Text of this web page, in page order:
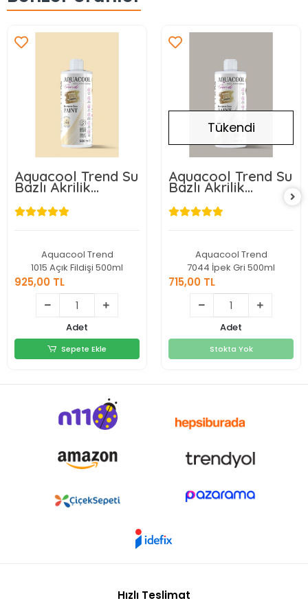
Aquacool Trend Su
Bazlı Akrilik
Dönüşüm Boyası
RAL 1015 Açık
Fildişi 500ml
Aquacool Trend
1015 Açık Fildişi 500ml
925,00 TL
925,00 TL
Sepete Ekle
Adet
Sepete Ekle
Tükendi
Aquacool Trend Su
Bazlı Akrilik
Dönüşüm Boyası
RAL 7044 İpek Gri
500ml
Aquacool Trend
7044 İpek Gri 500ml
715,00 TL
715,00 TL
Stokta Yok
Adet
Stokta Yok
Hızlı Teslimat